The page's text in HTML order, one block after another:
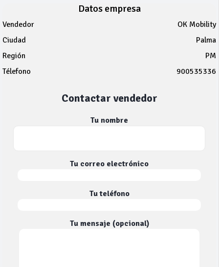
Datos empresa
Vendedor
OK Mobility
Ciudad
Palma
Región
PM
Télefono
900535336
Contactar vendedor
Tu nombre
Tu correo electrónico
Tu teléfono
Tu mensaje (opcional)